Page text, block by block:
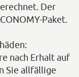
Der
Paket.
nach Erhalt auf
Sie allfällige